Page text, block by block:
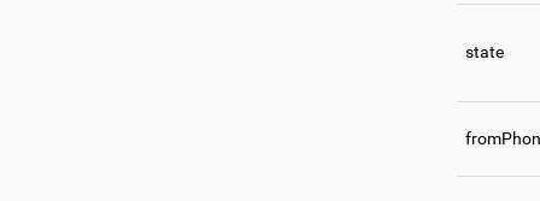
state